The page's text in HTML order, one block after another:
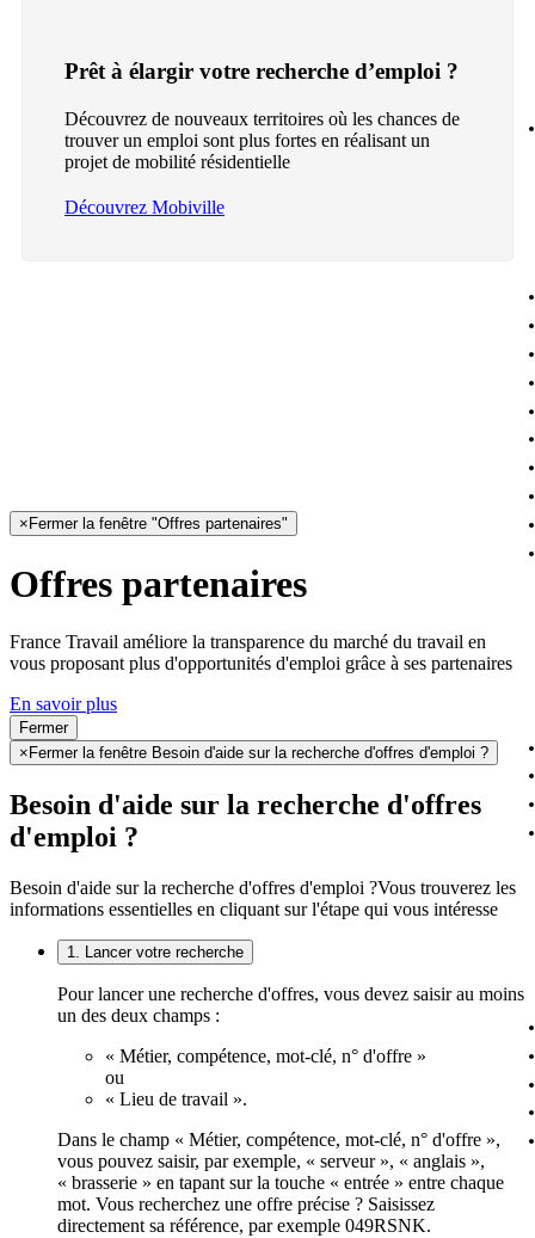
Prêt à élargir votre recherche d’emploi ?
Découvrez de nouveaux territoires où les chances de
trouver un emploi sont plus fortes en réalisant un
projet de mobilité résidentielle
Découvrez Mobiville
× Fermer la fenêtre "Offres partenaires"
Offres partenaires
France Travail améliore la transparence du marché du travail en
vous proposant plus d'opportunités d'emploi grâce à ses partenaires
En savoir plus
Fermer
× Fermer la fenêtre Besoin d'aide sur la recherche d'offres d'emploi ?
Besoin d'aide sur la recherche d'offres
d'emploi ?
Besoin d'aide sur la recherche d'offres d'emploi ?Vous trouverez les
informations essentielles en cliquant sur l'étape qui vous intéresse
1. Lancer votre recherche
Pour lancer une recherche d'offres, vous devez saisir au moins
un des deux champs :
« Métier, compétence, mot-clé, n° d'offre »
ou
« Lieu de travail ».
Dans le champ « Métier, compétence, mot-clé, n° d'offre »,
vous pouvez saisir, par exemple, « serveur », « anglais »,
« brasserie » en tapant sur la touche « entrée » entre chaque
mot. Vous recherchez une offre précise ? Saisissez
directement sa référence, par exemple 049RSNK.